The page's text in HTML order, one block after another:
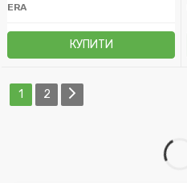
ERA
КУПИТИ
1 2